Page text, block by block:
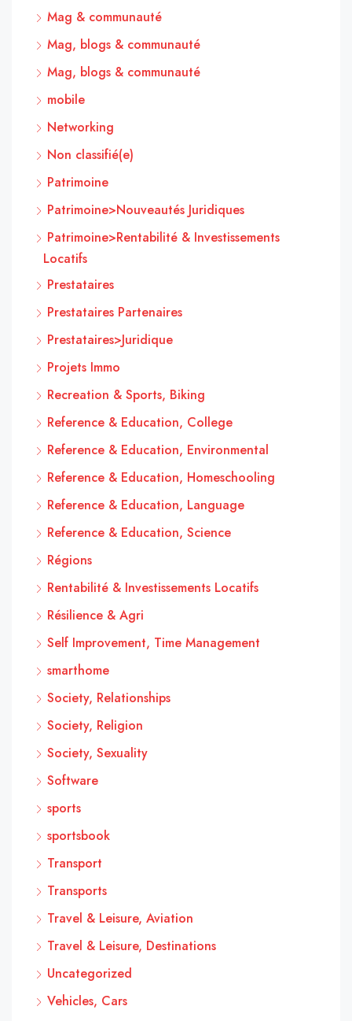
Mag & communauté
Mag, blogs & communauté
Mag, blogs & communauté
mobile
Networking
Non classifié(e)
Patrimoine
Patrimoine>Nouveautés Juridiques
Patrimoine>Rentabilité & Investissements
Locatifs
Prestataires
Prestataires Partenaires
Prestataires>Juridique
Projets Immo
Recreation & Sports, Biking
Reference & Education, College
Reference & Education, Environmental
Reference & Education, Homeschooling
Reference & Education, Language
Reference & Education, Science
Régions
Rentabilité & Investissements Locatifs
Résilience & Agri
Self Improvement, Time Management
smarthome
Society, Relationships
Society, Religion
Society, Sexuality
Software
sports
sportsbook
Transport
Transports
Travel & Leisure, Aviation
Travel & Leisure, Destinations
Uncategorized
Vehicles, Cars